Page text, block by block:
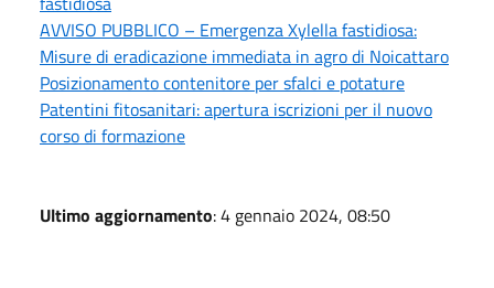
AVVISO PUBBLICO – Emergenza Xylella fastidiosa:
Misure di eradicazione immediata in agro di Noicattaro
Posizionamento contenitore per sfalci e potature
Patentini fitosanitari: apertura iscrizioni per il nuovo
corso di formazione
Ultimo aggiornamento: 4 gennaio 2024, 08:50